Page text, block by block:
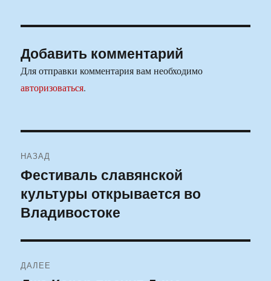
Добавить комментарий
Для отправки комментария вам необходимо
авторизоваться.
по
записям
НАЗАД
Предыдущая
запись:
Фестиваль славянской
культуры открывается во
Владивостоке
ДАЛЕЕ